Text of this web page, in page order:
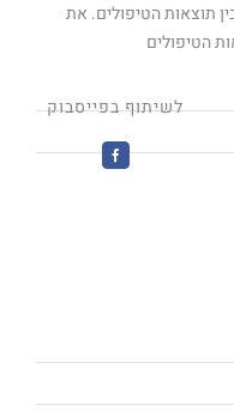
תוצאות הטיפולים. את
הטיפולים
לשיתוף בפייסבוק
Facebook